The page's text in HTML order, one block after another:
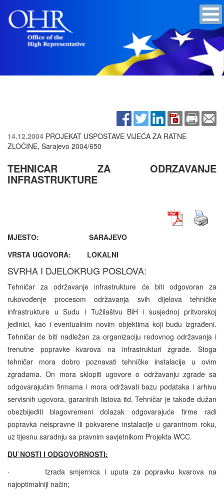
14.12.2004 PROJEKAT USPOSTAVE VIJEĆA ZA RATNE
ZLOČINE, Sarajevo 2004/650
TEHNICAR ZA ODRZAVANJE
INFRASTRUKTURE
MJESTO: SARAJEVO
VRSTA UGOVORA: LOKALNI
SVRHA I DJELOKRUG POSLOVA:
Tehničar za održavanje infrastrukture će biti odgovoran za
rukovođenje procesom održavanja svih dijelova tehničke
infrastrukture u Sudu i Tužilaštvu BiH i susjednoj pritvorskoj
jedinici, kao i eventualnim novim objektima koji budu izgrađeni.
Tehničar će biti nadležan za organizaciju redovnog održavanja i
trenutne popravke kvarova na infrastrukturi zgrade. Stoga
tehničar mora dobro poznavati tehničke instalacije u ovim
zgradama. On mora sklopiti ugovore o održavanju zgrade sa
odgovarajućim firmama i mora održavati bazu podataka i arhivu
servisnih ugovora, garantnih listova itd. Tehničar je takođe dužan
obezbijediti blagovremeni dolazak odgovarajuće firme radi
popravka neispravne ili pokvarene instalacije u garantnom roku,
uz tijesnu saradnju sa pravnim savjetnikom Projekta WCC.
DU`NOSTI I ODGOVORNOSTI:
·
Izrada smjernica i uputa za popravku kvarova na
najoptimalniji način;